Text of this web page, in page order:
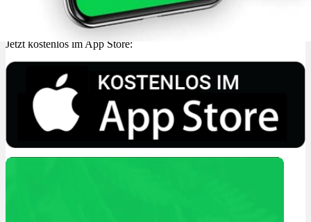
Jetzt kostenlos im App Store: